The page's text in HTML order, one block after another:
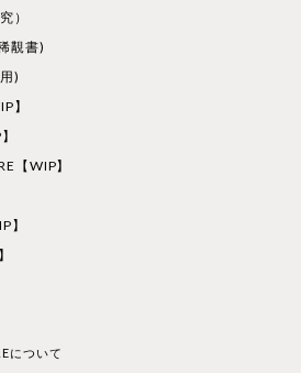
）
覯書)
)
】
【WIP】
】
について